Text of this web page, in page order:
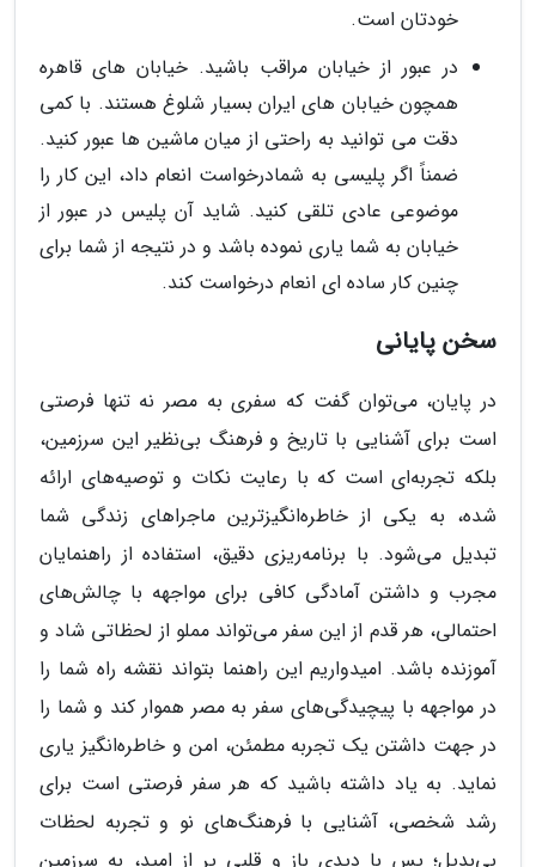
خودتان است.
در عبور از خیابان مراقب باشید. خیابان های قاهره
همچون خیابان های ایران بسیار شلوغ هستند. با کمی
دقت می توانید به راحتی از میان ماشین ها عبور کنید.
ضمناً اگر پلیسی به شمادرخواست انعام داد، این کار را
موضوعی عادی تلقی کنید. شاید آن پلیس در عبور از
خیابان به شما یاری نموده باشد و در نتیجه از شما برای
چنین کار ساده ای انعام درخواست کند.
سخن پایانی
در پایان، می‌توان گفت که سفری به مصر نه تنها فرصتی
است برای آشنایی با تاریخ و فرهنگ بی‌نظیر این سرزمین،
بلکه تجربه‌ای است که با رعایت نکات و توصیه‌های ارائه
شده، به یکی از خاطره‌انگیزترین ماجراهای زندگی شما
تبدیل می‌شود. با برنامه‌ریزی دقیق، استفاده از راهنمایان
مجرب و داشتن آمادگی کافی برای مواجهه با چالش‌های
احتمالی، هر قدم از این سفر می‌تواند مملو از لحظاتی شاد و
آموزنده باشد. امیدواریم این راهنما بتواند نقشه راه شما را
در مواجهه با پیچیدگی‌های سفر به مصر هموار کند و شما را
در جهت داشتن یک تجربه مطمئن، امن و خاطره‌انگیز یاری
نماید. به یاد داشته باشید که هر سفر فرصتی است برای
رشد شخصی، آشنایی با فرهنگ‌های نو و تجربه لحظات
بی‌بدیل؛ پس با دیدی باز و قلبی پر از امید، به سرزمین